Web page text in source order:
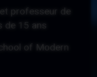
professeur de
de 15 ans
of Modern